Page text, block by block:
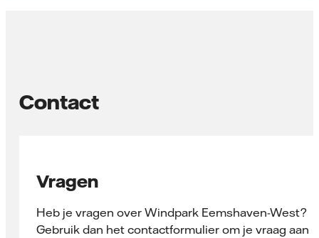
Contact
Vragen
Heb je vragen over Windpark Eemshaven-West?
Gebruik dan het contactformulier om je vraag aan